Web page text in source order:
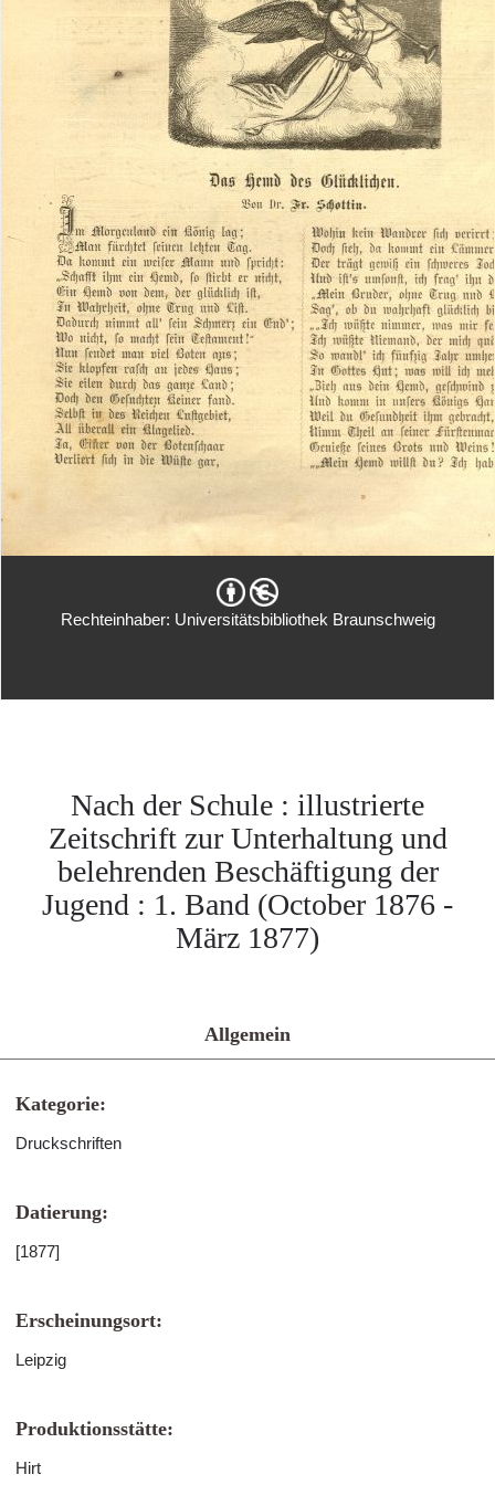
Rechteinhaber: Universitätsbibliothek Braunschweig
Nach der Schule : illustrierte
Zeitschrift zur Unterhaltung und
belehrenden Beschäftigung der
Jugend : 1. Band (October 1876 -
März 1877)
Allgemein
Kategorie:
Druckschriften
Datierung:
[1877]
Erscheinungsort:
Leipzig
Produktionsstätte:
Hirt